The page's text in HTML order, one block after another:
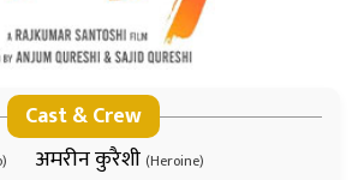
Cast & Crew
अमरीन कुरैशी (Heroine)